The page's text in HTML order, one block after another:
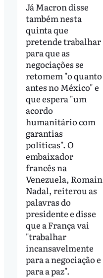
Já Macron disse
também nesta
quinta que
pretende trabalhar
para que as
negociações se
retomem "o quanto
antes no México" e
que espera "um
acordo
humanitário com
garantias
políticas". O
embaixador
francês na
Venezuela, Romain
Nadal, reiterou as
palavras do
presidente e disse
que a França vai
"trabalhar
incansavelmente
para a negociação e
para a paz".